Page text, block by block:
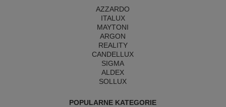
AZZARDO
ITALUX
MAYTONI
ARGON
REALITY
CANDELLUX
SIGMA
ALDEX
SOLLUX
POPULARNE KATEGORIE